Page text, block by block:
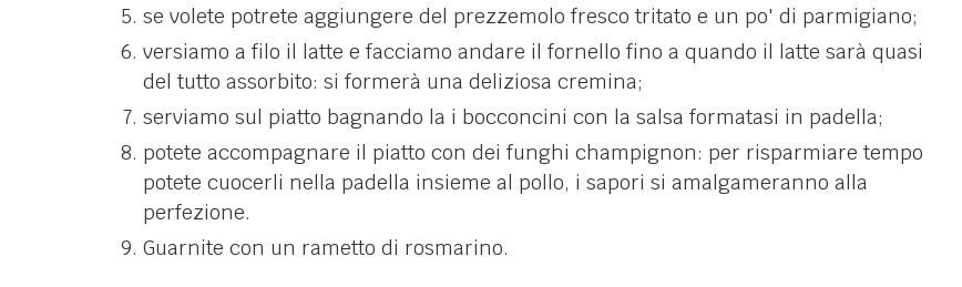
se volete potrete aggiungere del prezzemolo fresco tritato e un po' di parmigiano;
versiamo a filo il latte e facciamo andare il fornello fino a quando il latte sarà quasi
del tutto assorbito: si formerà una deliziosa cremina;
serviamo sul piatto bagnando la i bocconcini con la salsa formatasi in padella;
potete accompagnare il piatto con dei funghi champignon: per risparmiare tempo
potete cuocerli nella padella insieme al pollo, i sapori si amalgameranno alla
perfezione.
Guarnite con un rametto di rosmarino.